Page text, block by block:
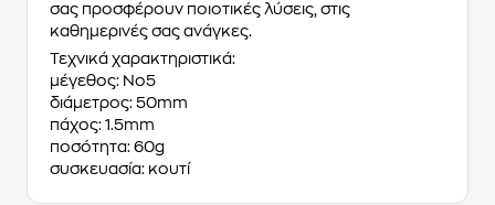
σας προσφέρουν ποιοτικές λύσεις, στις
καθημερινές σας ανάγκες.
Τεχνικά χαρακτηριστικά:
μέγεθος: No5
διάμετρος: 50mm
πάχος: 1.5mm
ποσότητα: 60g
συσκευασία: κουτί